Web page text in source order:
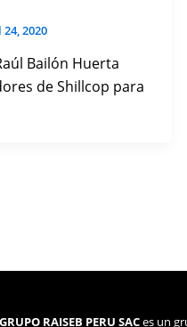
2020
Bailón Huerta
de Shillcop para
GRUPO RAISEB PERU SACes un